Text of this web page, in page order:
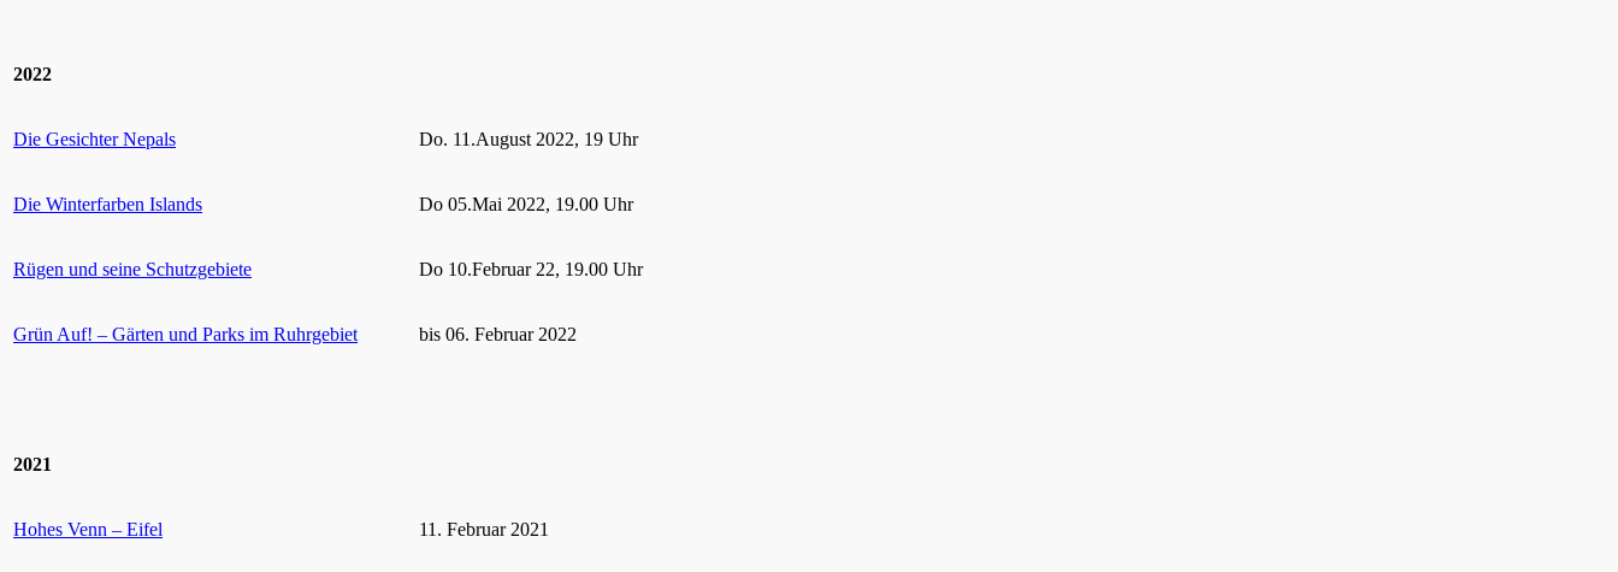
2022
Die Gesichter Nepals Do. 11.August 2022, 19 Uhr
Die Winterfarben Islands Do 05.Mai 2022, 19.00 Uhr
Rügen und seine Schutzgebiete Do 10.Februar 22, 19.00 Uhr
Grün Auf! – Gärten und Parks im Ruhrgebiet bis 06. Februar 2022
2021
Hohes Venn – Eifel 11. Februar 2021